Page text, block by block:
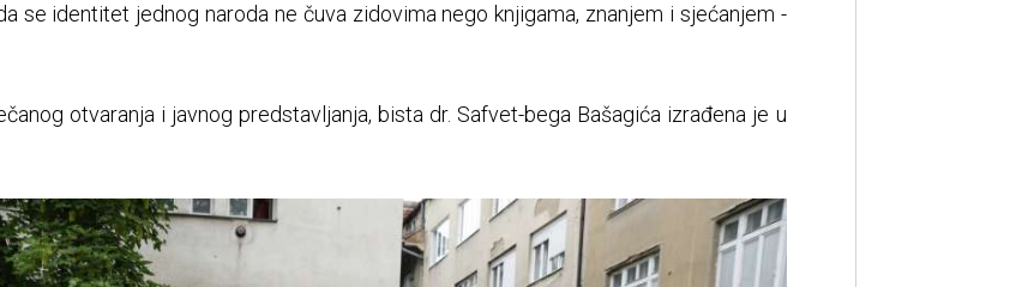
se identitet jednog naroda ne čuva zidovima nego knjigama, znanjem i sjećanjem -
otvaranja i javnog predstavljanja, bista dr. Safvet-bega Bašagića izrađena je u